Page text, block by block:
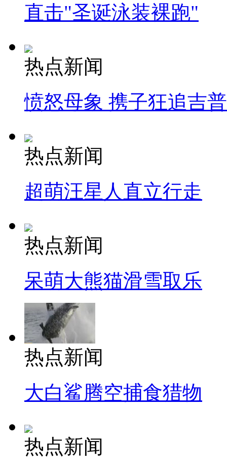
直击"圣诞泳装裸跑"
热点新闻
愤怒母象 携子狂追吉
热点新闻
超萌汪星人直立行走
热点新闻
呆萌大熊猫滑雪取乐
热点新闻
大白鲨腾空捕食猎物
热点新闻